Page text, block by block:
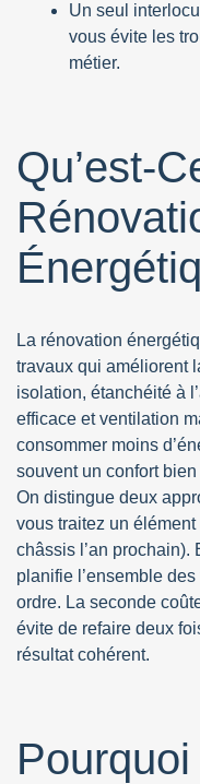
Un seul
vous évite les
métier.
Qu’est-
La rénovation
travaux qui améliorent
isolation, étanchéité à
efficace et ventilation
consommer moins
souvent un confort
On distingue deux
vous traitez un
châssis l’an prochain).
planifie l’ensemble
ordre. La seconde
évite de refaire deux
résultat cohérent.